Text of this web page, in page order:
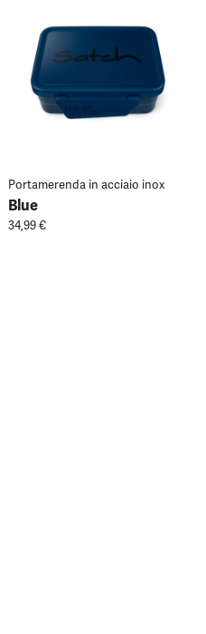
Portamerenda in acciaio inox
Blue
34,99 €